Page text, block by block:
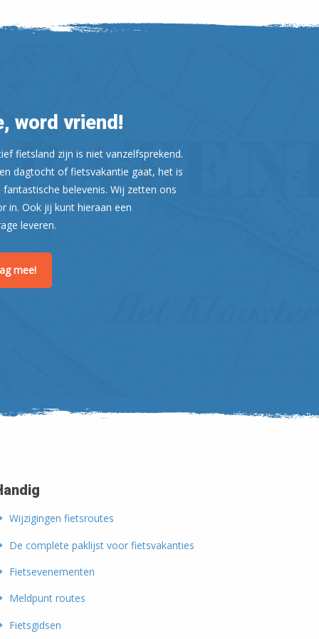
word vriend!
fietsland zijn is niet vanzelfsprekend.
dagtocht of fietsvakantie gaat, het is
belevenis. Wij zetten ons
in. Ook jij kunt hieraan een
leveren.
mee!
Wijzigingen fietsroutes
De complete paklijst voor fietsvakanties
Fietsevenementen
Meldpunt routes
Fietsgidsen